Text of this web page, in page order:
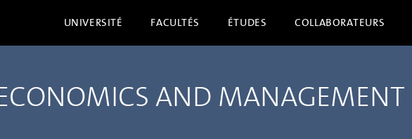
UNIVERSITÉ FACULTÉS ÉTUDES COLLABORATEURS
AND MANAGEMENT